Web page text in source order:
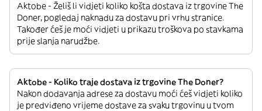
Aktobe - Želiš li vidjeti koliko košta dostava iz trgovine The
Doner, pogledaj naknadu za dostavu pri vrhu stranice.
Također ćeš je moći vidjeti u prikazu troškova po stavkama
prije slanja narudžbe.
Aktobe - Koliko traje dostava iz trgovine The Doner?
Nakon dodavanja adrese za dostavu moći ćeš vidjeti koliko
je predviđeno vrijeme dostave za svaku trgovinu u tvom